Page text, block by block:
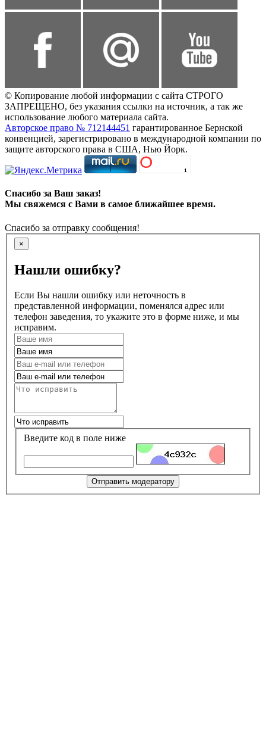
© Копирование любой информации с сайта СТРОГО
ЗАПРЕЩЕНО, без указания ссылки на источник, а так же
использование любого материала сайта.
Авторское право № 712144451 гарантированное Бернской
конвенцией, зарегистрировано в международной компании по
защите авторского права в США, Нью Йорк.
Спасибо за Ваш заказ!
Мы свяжемся с Вами в самое ближайшее время.
Спасибо за отправку сообщения!
×
Нашли ошибку?
Если Вы нашли ошибку или неточность в
представленной информации, поменялся адрес или
телефон заведения, то укажите это в форме ниже, и мы
исправим.
Введите код в поле ниже
Отправить модератору